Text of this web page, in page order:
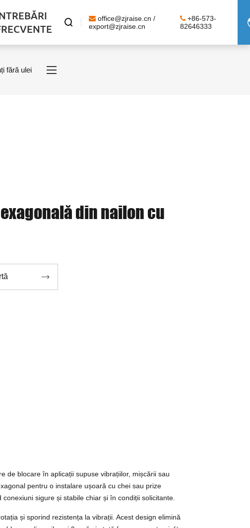

office@zjraise.cn /
export@zjraise.cn
+86-573-
82646333
fără ulei
din nailon cu

de blocare în aplicații supuse vibrațiilor, mișcării sau
pentru o instalare ușoară cu chei sau prize
sigure și stabile chiar și în condiții solicitante.
și sporind rezistența la vibrații. Acest design elimină